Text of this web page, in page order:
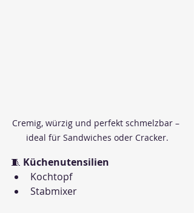
Cremig, würzig und perfekt schmelzbar –
ideal für Sandwiches oder Cracker.
🧵 Küchenutensilien
Kochtopf
Stabmixer